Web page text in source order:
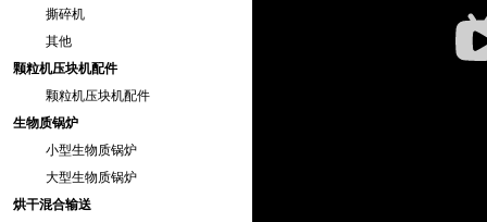
撕碎机
其他
颗粒机压块机配件
颗粒机压块机配件
生物质锅炉
小型生物质锅炉
大型生物质锅炉
烘干混合输送